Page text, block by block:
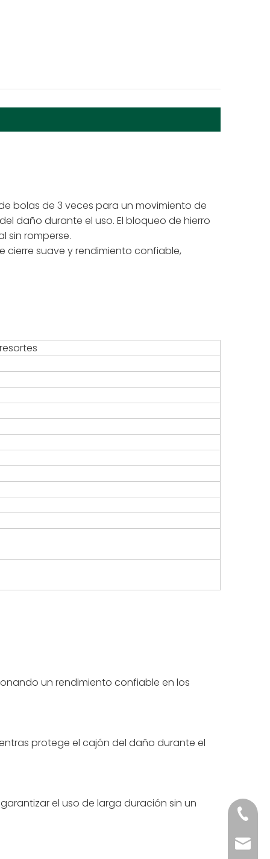
bolas de 3 veces para un movimiento de
daño durante el uso. El bloqueo de hierro
sin romperse.
suave y rendimiento confiable,
un rendimiento confiable en los
protege el cajón del daño durante el
el uso de larga duración sin un
+86
+86